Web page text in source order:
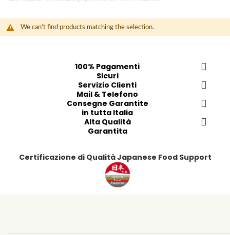
o
n
We can't find products matching the selection.
100% Pagamenti
Sicuri
Servizio Clienti
Mail & Telefono
Consegne Garantite
in tutta Italia
Alta Qualità
Garantita
Certificazione di Qualità Japanese Food Support